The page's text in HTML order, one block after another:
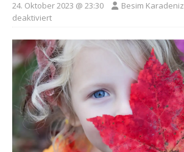
24. Oktober 2023 @ 23:30 Besim Karadeniz
deaktiviert